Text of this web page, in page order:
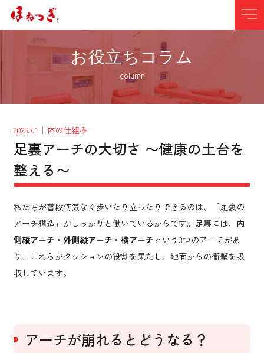
お役立ちコラム
column
2025.7.1 ｜体の仕組み
足裏アーチの大切さ 〜健康の土台を
整える〜
私たちが普段何気なく歩いたり立ったりできるのは、「足裏の
アーチ構造」がしっかりと働いているからです。足裏には、 内
側縦アーチ・外側縦アーチ・横アーチ という3つのアーチがあ
り、これらがクッションの役割を果たし、地面からの衝撃を吸
収しています。
アーチが崩れるとどうなる？